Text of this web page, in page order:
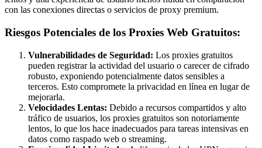
con las conexiones directas o servicios de proxy premium.
Riesgos Potenciales de los Proxies Web Gratuitos:
Vulnerabilidades de Seguridad: Los proxies gratuitos
pueden registrar la actividad del usuario o carecer de cifrado
robusto, exponiendo potencialmente datos sensibles a
terceros. Esto compromete la privacidad en línea en lugar de
mejorarla.
Velocidades Lentas: Debido a recursos compartidos y alto
tráfico de usuarios, los proxies gratuitos son notoriamente
lentos, lo que los hace inadecuados para tareas intensivas en
datos como raspado web o streaming.